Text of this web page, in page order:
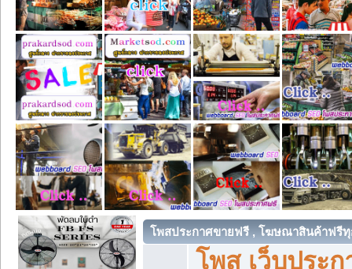
โพสประกาศขายฟรี , โฆษณาสินค้าฟรี
โพส เว็บประก